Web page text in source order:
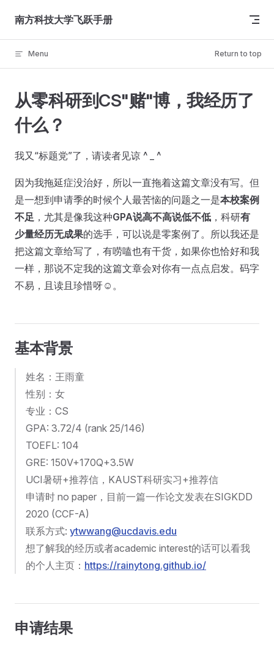
Skip to content
南方科技大学飞跃手册
Menu Return to top
从零科研到CS"赌"博，我经历了
什么？
我又“标题党”了，请读者见谅 ^ _ ^
因为我拖延症没治好，所以一直拖着这篇文章没有写。但
是一想到申请季的时候个人最苦恼的问题之一是本校案例
不足 ，尤其是像我这种GPA说高不高说低不低 ，科研有
少量经历无成果的选手，可以说是零案例了。所以我还是
把这篇文章给写了，有唠嗑也有干货，如果你也恰好和我
一样，那说不定我的这篇文章会对你有一点点启发。码字
不易，且读且珍惜呀☺️。
基本背景
姓名：王雨童
性别：女
专业：CS
GPA: 3.72/4 (rank 25/146)
TOEFL: 104
GRE: 150V+170Q+3.5W
UCI暑研+推荐信，KAUST科研实习+推荐信
申请时 no paper，目前一篇一作论文发表在SIGKDD
2020 (CCF-A)
联系方式: ytwwang@ucdavis.edu
想了解我的经历或者academic interest的话可以看我
的个人主页： https://rainytong.github.io/
申请结果